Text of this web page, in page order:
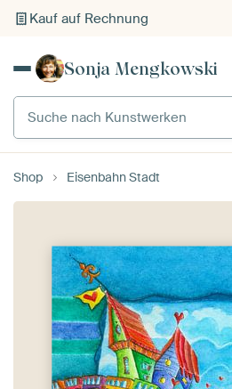
Kauf auf Rechnung
Individueller Druck auf Bestellung
Sonja Mengkowski
Suche nach Kunstwerken
Shop Eisenbahn Stadt